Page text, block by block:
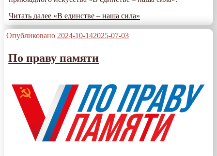
Читать далее «В единстве – наша сила»
Опубликовано 2024-10-142025-07-03
По праву памяти